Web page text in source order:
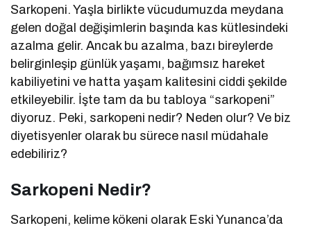
Sarkopeni. Yaşla birlikte vücudumuzda meydana
gelen doğal değişimlerin başında kas kütlesindeki
azalma gelir. Ancak bu azalma, bazı bireylerde
belirginleşip günlük yaşamı, bağımsız hareket
kabiliyetini ve hatta yaşam kalitesini ciddi şekilde
etkileyebilir. İşte tam da bu tabloya “sarkopeni”
diyoruz. Peki, sarkopeni nedir? Neden olur? Ve biz
diyetisyenler olarak bu sürece nasıl müdahale
edebiliriz?
Sarkopeni Nedir?
Sarkopeni, kelime kökeni olarak Eski Yunanca’da